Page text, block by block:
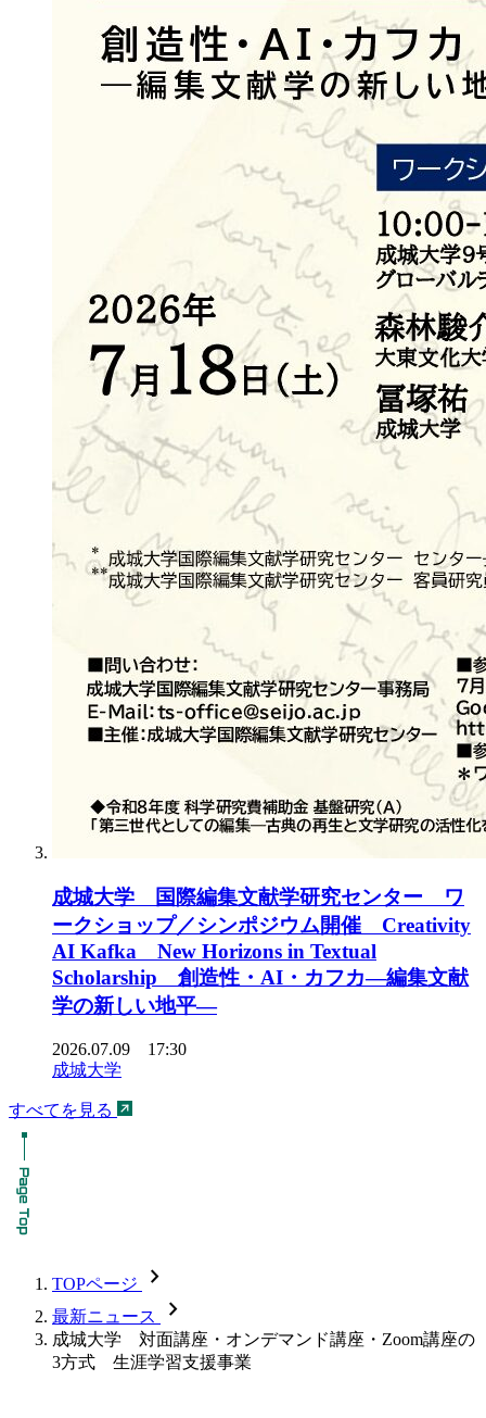
成城大学 国際編集文献学研究センター ワ
ークショップ／シンポジウム開催 Creativity
AI Kafka New Horizons in Textual
Scholarship 創造性・AI・カフカ―編集文献
学の新しい地平―
2026.07.09 17:30
成城大学
すべてを見る
TOPページ chevron_forward
最新ニュース chevron_forward
成城大学 対面講座・オンデマンド講座・Zoom講座の
3方式 生涯学習支援事業